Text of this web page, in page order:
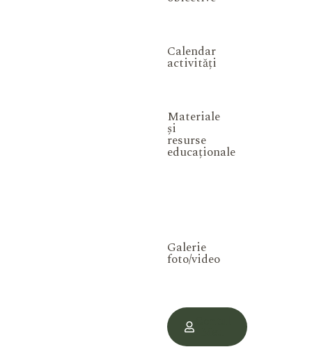
Calendar
activități
Materiale
și
resurse
educaționale
Galerie
foto/video